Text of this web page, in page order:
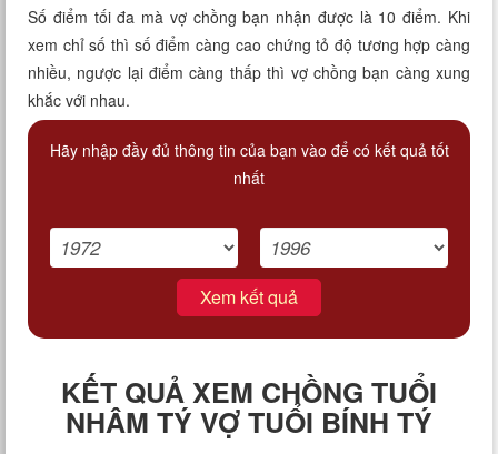
Số điểm tối đa mà vợ chồng bạn nhận được là 10 điểm. Khi
xem chỉ số thì số điểm càng cao chứng tỏ độ tương hợp càng
nhiều, ngược lại điểm càng thấp thì vợ chồng bạn càng xung
khắc với nhau.
Hãy nhập đầy đủ thông tin của bạn vào để có kết quả tốt
nhất
Xem kết quả
KẾT QUẢ XEM CHỒNG TUỔI
NHÂM TÝ VỢ TUỔI BÍNH TÝ